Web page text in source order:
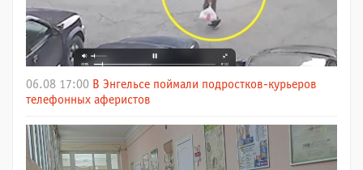
06.08 17:00 В Энгельсе поймали подростков-курьеров
телефонных аферистов